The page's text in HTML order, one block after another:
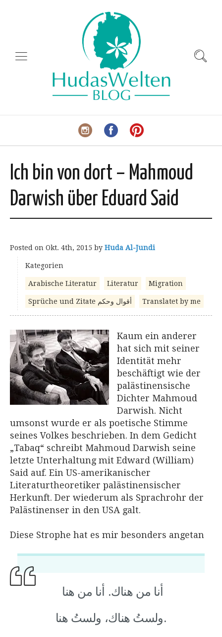
Ich bin von dort – Mahmoud
Darwish über Eduard Said
Posted on Okt. 4th, 2015 by Huda Al-Jundi
Kategorien
Arabische Literatur Literatur Migration
Sprüche und Zitate أقوال وحكم Translatet by me
Kaum ein anderer
hat sich mit seiner
Identität mehr
beschäftigt wie der
palästinensische
Dichter Mahmoud
Darwish. Nicht
umsonst wurde er als poetische Stimme
seines Volkes beschrieben. In dem Gedicht
„Tabaq“ schreibt Mahmoud Darwish seine
letzte Unterhaltung mit Edward (William)
Said auf. Ein US-amerikanischer
Literaturtheoretiker palästinensischer
Herkunft. Der wiederum als Sprachrohr der
Palästinenser in den USA galt.
Diese Strophe hat es mir besonders angetan
أنا من هناك. أنا من هنا
ولستُ هناك، ولستُ هنا.